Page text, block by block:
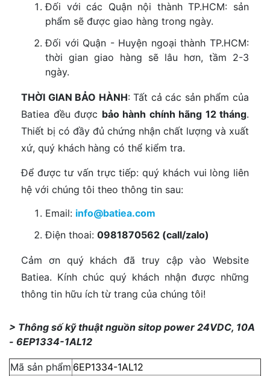
Đối với các Quận nội thành TP.HCM: sản
phẩm sẽ được giao hàng trong ngày.
Đối với Quận - Huyện ngoại thành TP.HCM:
thời gian giao hàng sẽ lâu hơn, tầm 2-3
ngày.
THỜI GIAN BẢO HÀNH: Tất cả các sản phẩm của
Batiea đều được bảo hành chính hãng 12 tháng.
Thiết bị có đầy đủ chứng nhận chất lượng và xuất
xứ, quý khách hàng có thể kiểm tra.
Để được tư vấn trực tiếp: quý khách vui lòng liên
hệ với chúng tôi theo thông tin sau:
Email: info@batiea.com
Điện thoai: 0981870562 (call/zalo)
Cảm ơn quý khách đã truy cập vào Website
Batiea. Kính chúc quý khách nhận được những
thông tin hữu ích từ trang của chúng tôi!
> Thông số kỹ thuật nguồn sitop power 24VDC, 10A
- 6EP1334-1AL12
Mã sản phẩm 6EP1334-1AL12